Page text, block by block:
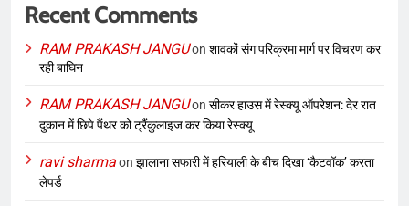
Recent Comments
RAM PRAKASH JANGUon शावकों संग परिक्रमा मार्ग पर विचरण कर
रही बाघिन
RAM PRAKASH JANGUon सीकर हाउस में रेस्क्यू ऑपरेशन: देर रात
दुकान में छिपे पैंथर को ट्रैंकुलाइज कर किया रेस्क्यू
ravi sharmaon झालाना सफारी में हरियाली के बीच दिखा ‘कैटवॉक’ करता
लेपर्ड